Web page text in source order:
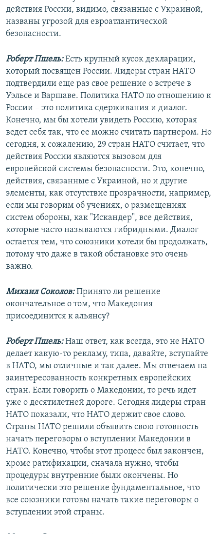
действия России, видимо, связанные с Украиной,
названы угрозой для евроатлантической
безопасности.
Роберт Пшель:Есть крупный кусок декларации,
который посвящен России. Лидеры стран НАТО
подтвердили еще раз свое решение о встрече в
Уэльсе и Варшаве. Политика НАТО по отношению к
России – это политика сдерживания и диалог.
Конечно, мы бы хотели увидеть Россию, которая
ведет себя так, что ее можно считать партнером. Но
сегодня, к сожалению, 29 стран НАТО считает, что
действия России являются вызовом для
европейской системы безопасности. Это, конечно,
действия, связанные с Украиной, но и другие
элементы, как отсутствие прозрачности, например,
если мы говорим об учениях, о размещениях
систем обороны, как "Искандер", все действия,
которые часто называются гибридными. Диалог
остается тем, что союзники хотели бы продолжать,
потому что даже в такой обстановке это очень
важно.
Михаил Соколов:Принято ли решение
окончательное о том, что Македония
присоединится к альянсу?
Роберт Пшель:Наш ответ, как всегда, это не НАТО
делает какую-то рекламу, типа, давайте, вступайте
в НАТО, мы отличные и так далее. Мы отвечаем на
заинтересованность конкретных европейских
стран. Если говорить о Македонии, то речь идет
уже о десятилетней дороге. Сегодня лидеры стран
НАТО показали, что НАТО держит свое слово.
Страны НАТО решили объявить свою готовность
начать переговоры о вступлении Македонии в
НАТО. Конечно, чтобы этот процесс был закончен,
кроме ратификации, сначала нужно, чтобы
процедуры внутренние были окончены. Но
политически это решение фундаментальное, что
все союзники готовы начать такие переговоры о
вступлении этой страны.